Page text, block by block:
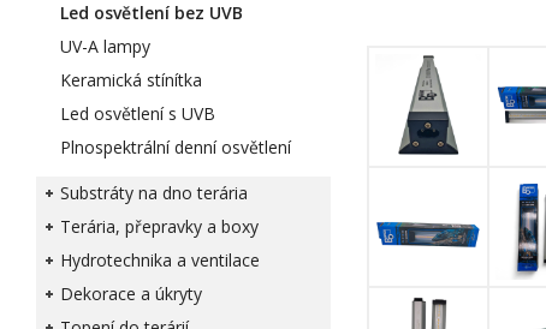
Led osvětlení bez UVB
UV-A lampy
Keramická stínítka
Led osvětlení s UVB
Plnospektrální denní osvětlení
Substráty na dno terária
Terária, přepravky a boxy
Hydrotechnika a ventilace
Dekorace a úkryty